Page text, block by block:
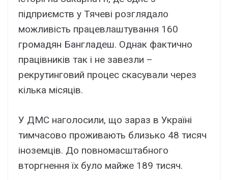
підприємств у Тячеві розглядало
можливість працевлаштування 160
громадян Бангладеш. Однак фактично
працівників так і не завезли –
рекрутинговий процес скасували через
кілька місяців.
У ДМС наголосили, що зараз в Україні
тимчасово проживають близько 48 тисяч
іноземців. До повномасштабного
вторгнення їх було майже 189 тисяч.